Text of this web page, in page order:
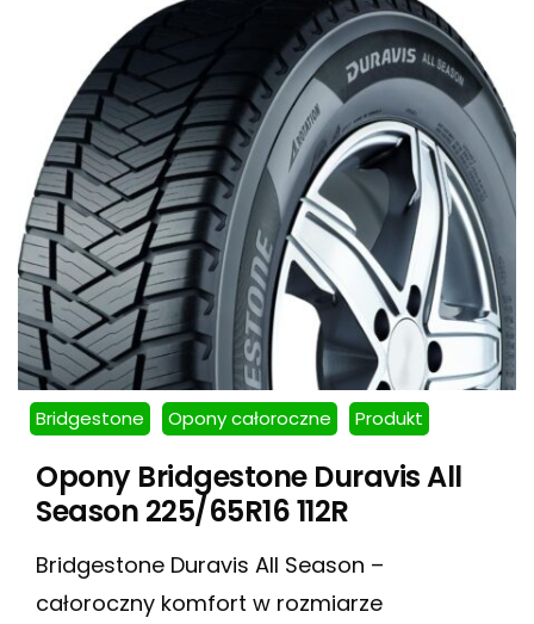
Bridgestone Opony całoroczne Produkt
Opony Bridgestone Duravis All
Season 225/65R16 112R
Bridgestone Duravis All Season –
całoroczny komfort w rozmiarze